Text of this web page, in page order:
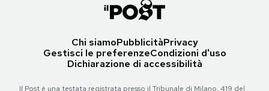
Chi siamoPubblicitàPrivacy
Gestisci le preferenzeCondizioni d'uso
Dichiarazione di accessibilità
Il Post è una testata registrata presso il Tribunale di Milano, 419 del